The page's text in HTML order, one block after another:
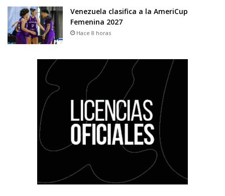
Venezuela clasifica a la AmeriCup
Femenina 2027
Hace 8 horas